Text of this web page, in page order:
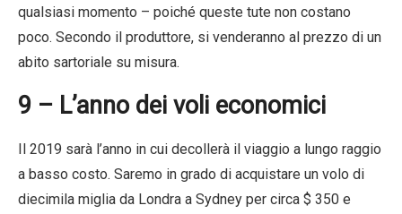
qualsiasi momento – poiché queste tute non costano
poco. Secondo il produttore, si venderanno al prezzo di un
abito sartoriale su misura.
9 – L’anno dei voli economici
Il 2019 sarà l’anno in cui decollerà il viaggio a lungo raggio
a basso costo. Saremo in grado di acquistare un volo di
diecimila miglia da Londra a Sydney per circa $ 350 e